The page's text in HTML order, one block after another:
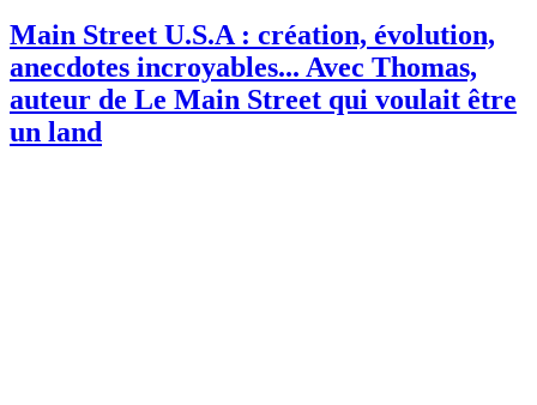
Main Street U.S.A : création, évolution,
anecdotes incroyables... Avec Thomas,
auteur de Le Main Street qui voulait être
un land